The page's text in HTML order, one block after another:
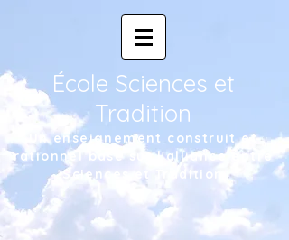
École Sciences et
Tradition
Un enseignement construit et
rationnel basé sur l'alliance entre
Sciences et Tradition